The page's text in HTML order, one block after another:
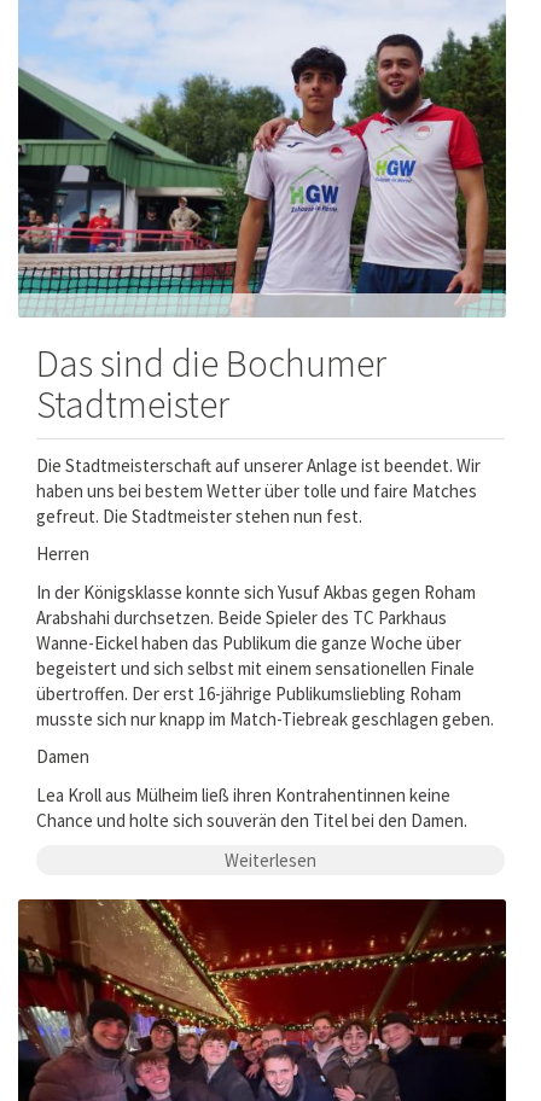
Das sind die Bochumer
Stadtmeister
Die Stadtmeisterschaft auf unserer Anlage ist beendet. Wir
haben uns bei bestem Wetter über tolle und faire Matches
gefreut. Die Stadtmeister stehen nun fest.
Herren
In der Königsklasse konnte sich Yusuf Akbas gegen Roham
Arabshahi durchsetzen. Beide Spieler des TC Parkhaus
Wanne-Eickel haben das Publikum die ganze Woche über
begeistert und sich selbst mit einem sensationellen Finale
übertroffen. Der erst 16-jährige Publikumsliebling Roham
musste sich nur knapp im Match-Tiebreak geschlagen geben.
Damen
Lea Kroll aus Mülheim ließ ihren Kontrahentinnen keine
Chance und holte sich souverän den Titel bei den Damen.
Weiterlesen